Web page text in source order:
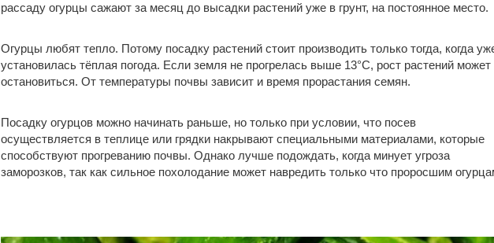
рассаду огурцы сажают за месяц до высадки растений уже в грунт, на постоянное место.
Огурцы любят тепло. Потому посадку растений стоит производить только тогда, когда
установилась тёплая погода. Если земля не прогрелась выше 13°C, рост растений может
остановиться. От температуры почвы зависит и время прорастания семян.
Посадку огурцов можно начинать раньше, но только при условии, что посев
осуществляется в теплице или грядки накрывают специальными материалами, которые
способствуют прогреванию почвы. Однако лучше подождать, когда минует угроза
заморозков, так как сильное похолодание может навредить только что проросшим